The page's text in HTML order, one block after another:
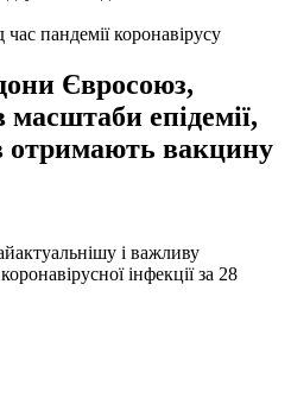
пандемії коронавірусу
Євросоюз,
епідемії,
отримають вакцину
і важливу
інфекції за 28